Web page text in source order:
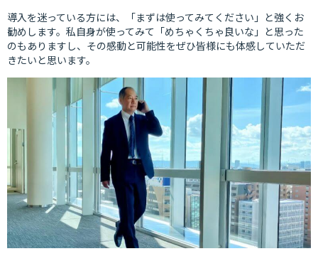
導入を迷っている方には、「まずは使ってみてください」と強くお
勧めします。私自身が使ってみて「めちゃくちゃ良いな」と思った
のもありますし、その感動と可能性をぜひ皆様にも体感していただ
きたいと思います。